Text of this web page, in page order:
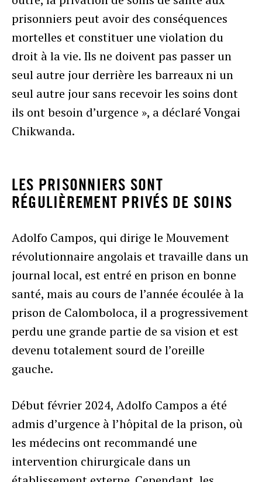
prisonniers peut avoir des conséquences
mortelles et constituer une violation du
droit à la vie. Ils ne doivent pas passer un
seul autre jour derrière les barreaux ni un
seul autre jour sans recevoir les soins dont
ils ont besoin d’urgence », a déclaré Vongai
Chikwanda.
LES PRISONNIERS SONT
RÉGULIÈREMENT PRIVÉS DE SOINS
Adolfo Campos, qui dirige le Mouvement
révolutionnaire angolais et travaille dans un
journal local, est entré en prison en bonne
santé, mais au cours de l’année écoulée à la
prison de Calomboloca, il a progressivement
perdu une grande partie de sa vision et est
devenu totalement sourd de l’oreille
gauche.
Début février 2024, Adolfo Campos a été
admis d’urgence à l’hôpital de la prison, où
les médecins ont recommandé une
intervention chirurgicale dans un